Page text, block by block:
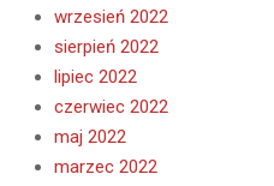
wrzesień 2022
sierpień 2022
lipiec 2022
czerwiec 2022
maj 2022
marzec 2022